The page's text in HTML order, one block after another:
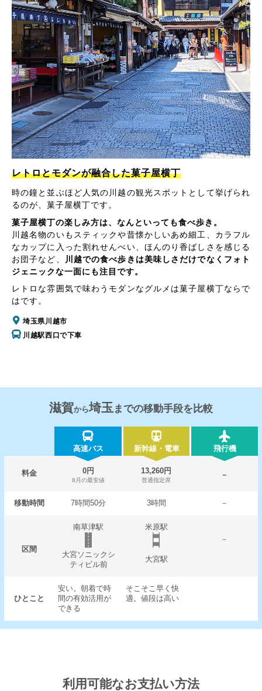
レトロとモダンが融合した菓子屋横丁
時の鐘と並ぶほど人気の川越の観光スポットとして挙げられ
るのが、菓子屋横丁です。
菓子屋横丁の楽しみ方は、なんといっても食べ歩き。
川越名物のいもスティックや昔懐かしいあめ細工、カラフル
なカップに入った割れせんべい、ほんのり香ばしさを感じる
お団子など、
川越での食べ歩きは美味しさだけでなくフォト
ジェニックな一面にも注目です。
レトロな雰囲気で味わうモダンなグルメは菓子屋横丁ならで
はです。
埼玉県川越市
川越駅西口で下車
滋賀から埼玉 までの移動手段を比較
高速バス 新幹線・電車 飛行機
料金 0円
8月の最安値
13,260円
普通指定席
－
移動時間 7時間50分 3時間 －
区間
南草津駅
米原駅
－
大宮ソニックシ
ティビル前
大宮駅
ひとこと
安い。朝着で時
間の有効活用が
できる
そこそこ早く快
適。値段は高い
利用可能なお支払い方法